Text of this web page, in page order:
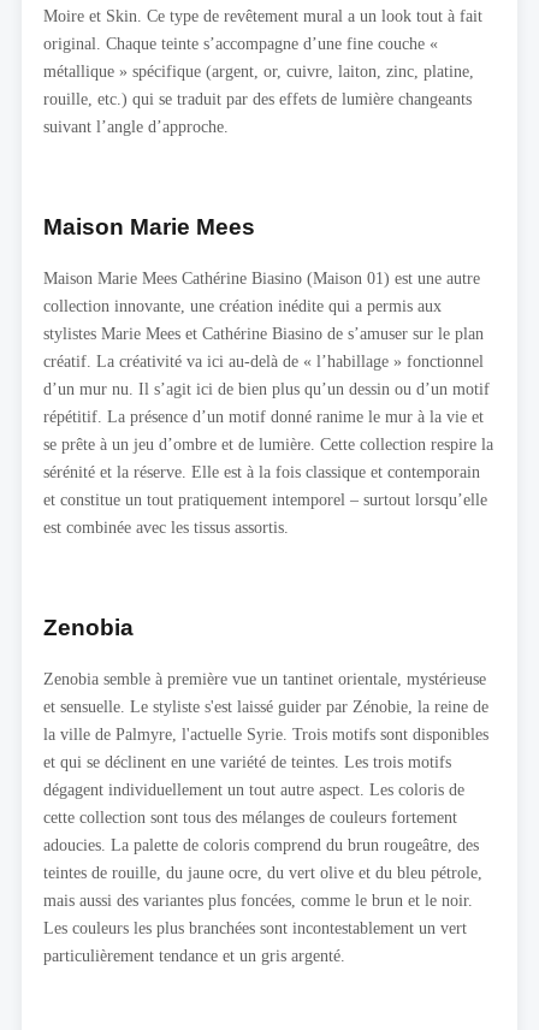
Moire et Skin. Ce type de revêtement mural a un look tout à fait
original. Chaque teinte s’accompagne d’une fine couche «
métallique » spécifique (argent, or, cuivre, laiton, zinc, platine,
rouille, etc.) qui se traduit par des effets de lumière changeants
suivant l’angle d’approche.
Maison Marie Mees
Maison Marie Mees Cathérine Biasino (Maison 01) est une autre
collection innovante, une création inédite qui a permis aux
stylistes Marie Mees et Cathérine Biasino de s’amuser sur le plan
créatif. La créativité va ici au-delà de « l’habillage » fonctionnel
d’un mur nu. Il s’agit ici de bien plus qu’un dessin ou d’un motif
répétitif. La présence d’un motif donné ranime le mur à la vie et
se prête à un jeu d’ombre et de lumière. Cette collection respire la
sérénité et la réserve. Elle est à la fois classique et contemporain
et constitue un tout pratiquement intemporel – surtout lorsqu’elle
est combinée avec les tissus assortis.
Zenobia
Zenobia semble à première vue un tantinet orientale, mystérieuse
et sensuelle. Le styliste s'est laissé guider par Zénobie, la reine de
la ville de Palmyre, l'actuelle Syrie. Trois motifs sont disponibles
et qui se déclinent en une variété de teintes. Les trois motifs
dégagent individuellement un tout autre aspect. Les coloris de
cette collection sont tous des mélanges de couleurs fortement
adoucies. La palette de coloris comprend du brun rougeâtre, des
teintes de rouille, du jaune ocre, du vert olive et du bleu pétrole,
mais aussi des variantes plus foncées, comme le brun et le noir.
Les couleurs les plus branchées sont incontestablement un vert
particulièrement tendance et un gris argenté.